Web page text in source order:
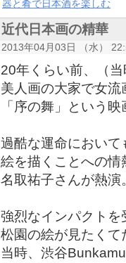
器と肴で日本酒を楽しむ
近代日本画の精華
2013年04月03日 （水）
20年くらい前、（
美人画の大家で女
「序の舞」という
過酷な運命において
絵を描くことへの
名取祐子さんが熱演
強烈なインパクトを
松園の絵が見たくて
当時、渋谷